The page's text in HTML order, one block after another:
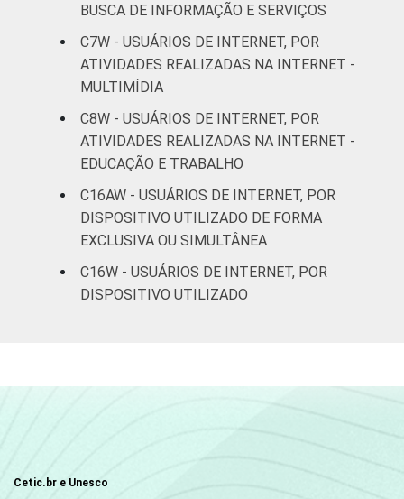
De 60 anos
ou mais
CLASSE
C 56
DE
Fonte: CGI.br/NIC.br, Centro Regional de
Estudos para o Desenvolvimento da
Sociedade da Informação (Cetic.br),
Pesquisa sobre o uso da Internet no Brasil
durante a pandemia do novo coronavírus -
BUSCA DE INFORMAÇÃO E SERVIÇOS
C7W - USUÁRIOS DE INTERNET, POR
ATIVIDADES REALIZADAS NA INTERNET -
MULTIMÍDIA
C8W - USUÁRIOS DE INTERNET, POR
ATIVIDADES REALIZADAS NA INTERNET -
EDUCAÇÃO E TRABALHO
C16AW - USUÁRIOS DE INTERNET, POR
DISPOSITIVO UTILIZADO DE FORMA
EXCLUSIVA OU SIMULTÂNEA
C16W - USUÁRIOS DE INTERNET, POR
DISPOSITIVO UTILIZADO
Cetic.br e Unesco